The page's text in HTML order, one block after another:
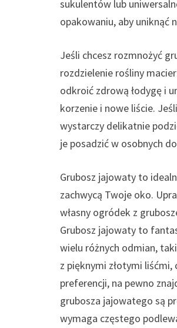
sukulentów lub
opakowaniu, aby uniknąć
Jeśli chcesz rozmnożyć
rozdzielenie rośliny
odkroić zdrową łodygę i
korzenie i nowe liście.
wystarczy delikatnie
je posadzić w osobnych
Grubosz jajowaty to
zachwycą Twoje oko.
własny ogródek z
Grubosz jajowaty to
wielu różnych odmian,
z pięknymi złotymi
preferencji, na pewno
grubosza jajowatego są
wymaga częstego